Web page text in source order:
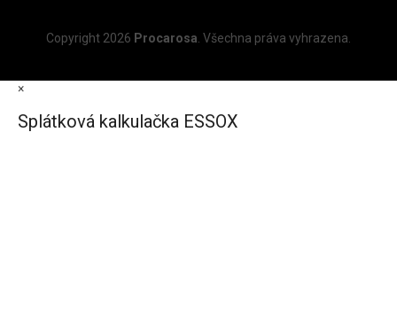
Copyright 2026 Procarosa . Všechna práva vyhrazena.
×
Splátková kalkulačka ESSOX